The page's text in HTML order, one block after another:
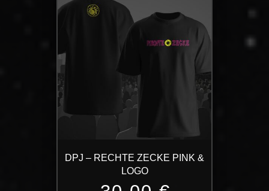
DPJ – RECHTE ZECKE PINK &
LOGO